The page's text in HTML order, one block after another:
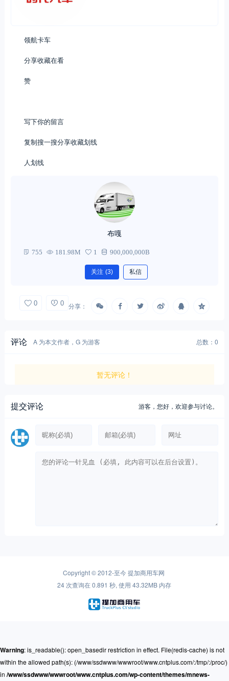
领航卡车
分享收藏在看
赞
写下你的留言
复制搜一搜分享收藏划线
人划线
布嘎
755 181.98M 1 900,000,000B
关注 (3) 私信
0 0 分享：
评论 A 为本文作者，G 为游客 总数：0
暂无评论！
提交评论 游客，您好，欢迎参与讨论。
Copyright © 2012-至今提加商用车网
24 次查询在 0.891 秒, 使用 43.32MB 内存
Warning: is_readable(): open_basedir restriction in effect. File(redis-cache) is not
within the allowed path(s): (/www/ssdwww/wwwroot/www.cntplus.com/:/tmp/:/proc/)
in /www/ssdwww/wwwroot/www.cntplus.com/wp-content/themes/mnews-